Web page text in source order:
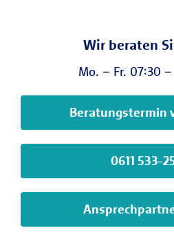
Wir beraten
Mo. – Fr. 07:30
Beratungstermin
0611 533-